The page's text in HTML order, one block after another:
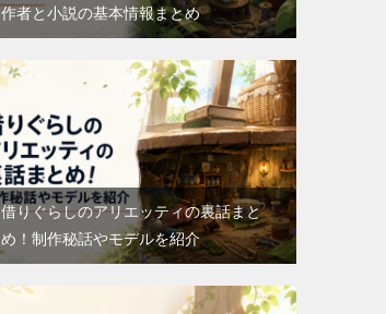
作者と小説の基本情報まとめ
借りぐらしのアリエッティの裏話まと
め！制作秘話やモデルを紹介